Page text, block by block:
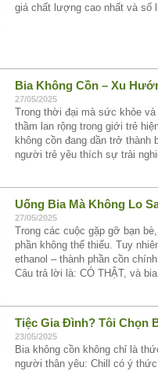
giá chất lượng cao nhất và số
Bia Không Cồn – Xu
27/05/2025
Trong thời đại mà sức khỏe
thầm lan rộng trong giới trẻ
không cồn đang dần trở
người trẻ yêu thích sự trải
Uống Bia Mà Không Lo
27/05/2025
Trong các cuộc gặp gỡ bạn
phần không thể thiếu. Tuy
ethanol – thành phần cồn
Câu trả lời là: CÓ THẬT, và
Tiệc Gia Đình? Tôi Chọn
23/05/2025
Bia không cồn không chỉ là
người thân yêu: Chill có ý